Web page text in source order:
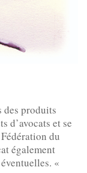
des produits
d’avocats et se
du
également
«